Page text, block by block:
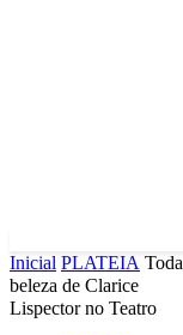
Inicial PLATEIA Toda
beleza de Clarice
Lispector no Teatro